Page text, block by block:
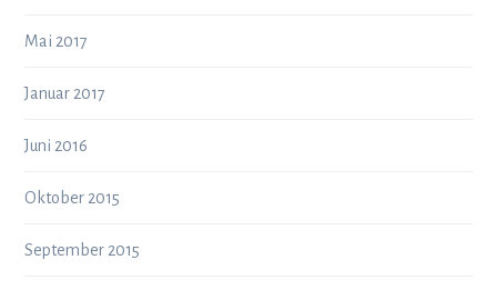
Mai 2017
Januar 2017
Juni 2016
Oktober 2015
September 2015